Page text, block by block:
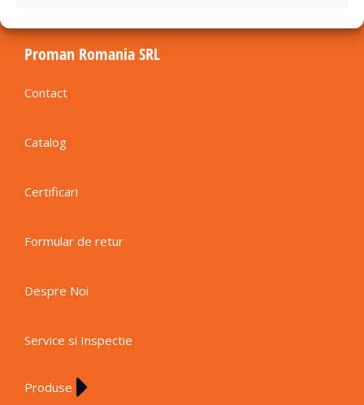
Proman Romania SRL
Contact
Catalog
Certificari
Formular de retur
Despre Noi
Service si Inspectie
Produse